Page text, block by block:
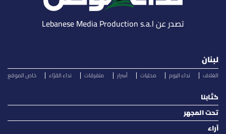
تصدر عن Lebanese Media Production s.a.l
لبنان
الغلاف نداء اليوم محليات أسرار متفرقات نداء القرّاء خاص الموقع
كتّابنا
تحت المجهر
آراء